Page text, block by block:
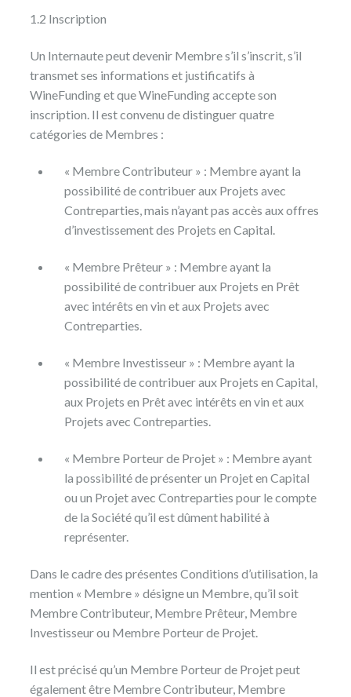
1.2 Inscription
Un Internaute peut devenir Membre s’il s’inscrit, s’il
transmet ses informations et justificatifs à
WineFunding et que WineFunding accepte son
inscription. Il est convenu de distinguer quatre
catégories de Membres :
« Membre Contributeur » : Membre ayant la
possibilité de contribuer aux Projets avec
Contreparties, mais n’ayant pas accès aux offres
d’investissement des Projets en Capital.
« Membre Prêteur » : Membre ayant la
possibilité de contribuer aux Projets en Prêt
avec intérêts en vin et aux Projets avec
Contreparties.
« Membre Investisseur » : Membre ayant la
possibilité de contribuer aux Projets en Capital,
aux Projets en Prêt avec intérêts en vin et aux
Projets avec Contreparties.
« Membre Porteur de Projet » : Membre ayant
la possibilité de présenter un Projet en Capital
ou un Projet avec Contreparties pour le compte
de la Société qu’il est dûment habilité à
représenter.
Dans le cadre des présentes Conditions d’utilisation, la
mention « Membre » désigne un Membre, qu’il soit
Membre Contributeur, Membre Prêteur, Membre
Investisseur ou Membre Porteur de Projet.
Il est précisé qu’un Membre Porteur de Projet peut
également être Membre Contributeur, Membre